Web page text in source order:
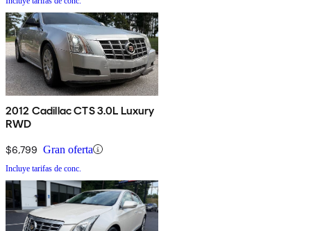
2012 Cadillac CTS 3.0L Luxury
RWD
$6,799 Gran oferta
Incluye tarifas de conc.